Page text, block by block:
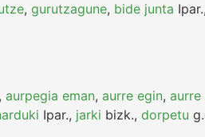
, gurutzagune, bide junta Ipar.,
, aurpegia eman, aurre egin, aurre
Ipar., jarki bizk., dorpetu